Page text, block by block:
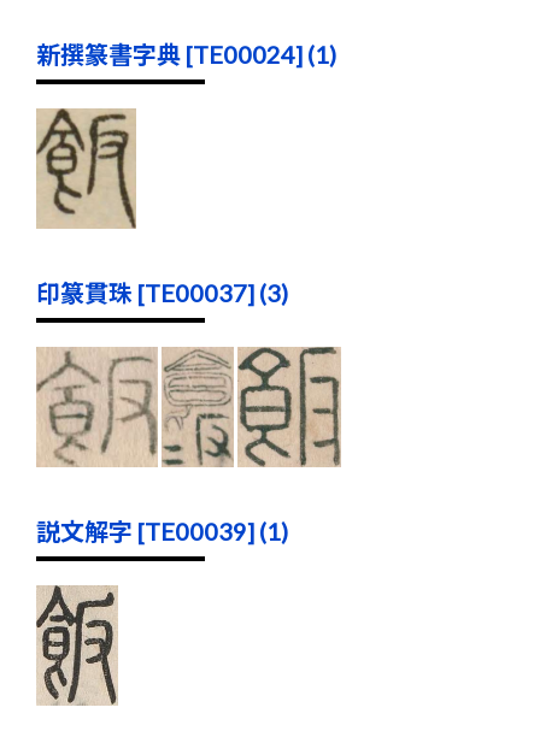
新撰篆書字典 [TE00024] (1)
印篆貫珠 [TE00037] (3)
説文解字 [TE00039] (1)